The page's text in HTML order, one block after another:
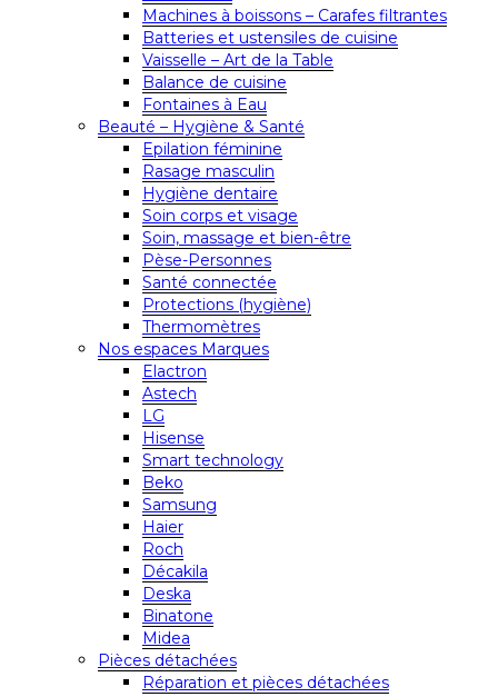
Machines à boissons – Carafes filtrantes
Batteries et ustensiles de cuisine
Vaisselle – Art de la Table
Balance de cuisine
Fontaines à Eau
Beauté – Hygiène & Santé
Epilation féminine
Rasage masculin
Hygiène dentaire
Soin corps et visage
Soin, massage et bien-être
Pèse-Personnes
Santé connectée
Protections (hygiène)
Thermomètres
Nos espaces Marques
Elactron
Astech
LG
Hisense
Smart technology
Beko
Samsung
Haier
Roch
Décakila
Deska
Binatone
Midea
Pièces détachées
Réparation et pièces détachées